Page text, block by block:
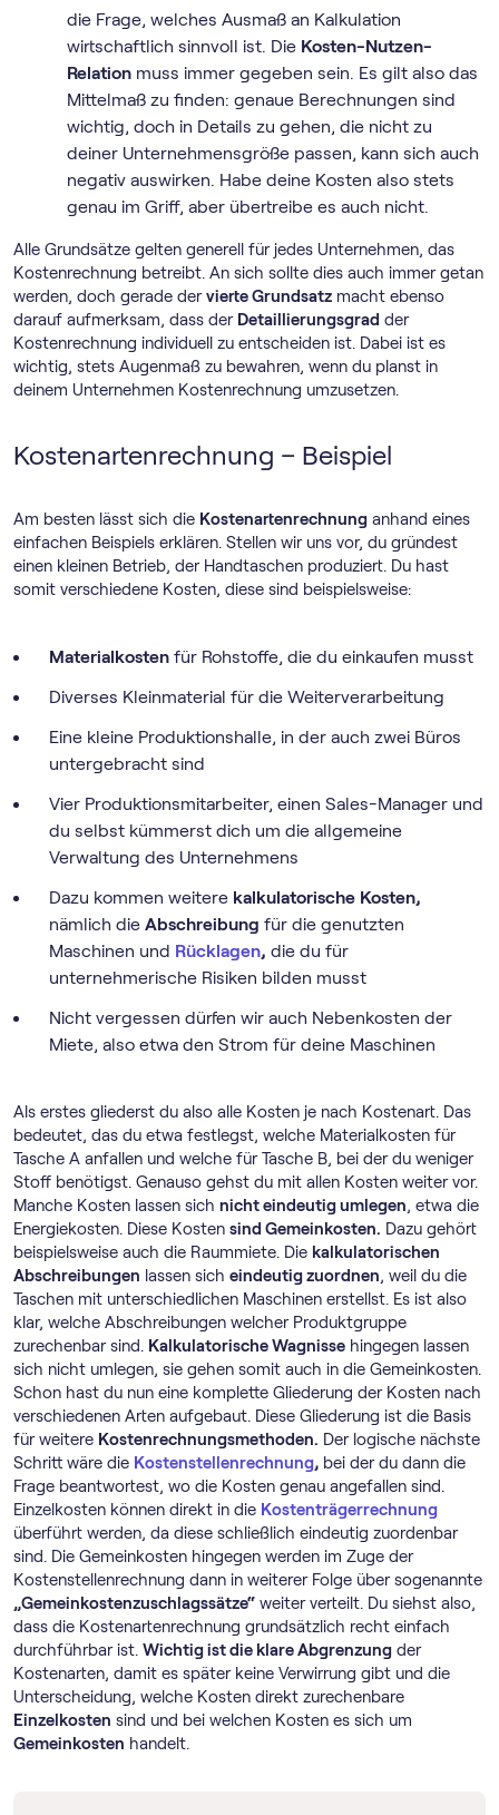
die Frage, welches Ausmaß an Kalkulation
wirtschaftlich sinnvoll ist. Die Kosten-Nutzen-
Relation muss immer gegeben sein. Es gilt also das
Mittelmaß zu finden: genaue Berechnungen sind
wichtig, doch in Details zu gehen, die nicht zu
deiner Unternehmensgröße passen, kann sich auch
negativ auswirken. Habe deine Kosten also stets
genau im Griff, aber übertreibe es auch nicht.
Alle Grundsätze gelten generell für jedes Unternehmen, das
Kostenrechnung betreibt. An sich sollte dies auch immer getan
werden, doch gerade dervierte Grundsatz macht ebenso
darauf aufmerksam, dass der Detaillierungsgrad der
Kostenrechnung individuell zu entscheiden ist. Dabei ist es
wichtig, stets Augenmaß zu bewahren, wenn du planst in
deinem Unternehmen Kostenrechnung umzusetzen.
Kostenartenrechnung – Beispiel
Am besten lässt sich die Kostenartenrechnung anhand eines
einfachen Beispiels erklären. Stellen wir uns vor, du gründest
einen kleinen Betrieb, der Handtaschen produziert. Du hast
somit verschiedene Kosten, diese sind beispielsweise:
Materialkosten für Rohstoffe, die du einkaufen musst
Diverses Kleinmaterial für die Weiterverarbeitung
Eine kleine Produktionshalle, in der auch zwei Büros
untergebracht sind
Vier Produktionsmitarbeiter, einen Sales-Manager und
du selbst kümmerst dich um die allgemeine
Verwaltung des Unternehmens
Dazu kommen weitere kalkulatorische Kosten,
nämlich die Abschreibung für die genutzten
Maschinen und Rücklagen, die du für
unternehmerische Risiken bilden musst
Nicht vergessen dürfen wir auch Nebenkosten der
Miete, also etwa den Strom für deine Maschinen
Als erstes gliederst du also alle Kosten je nach Kostenart. Das
bedeutet, das du etwa festlegst, welche Materialkosten für
Tasche A anfallen und welche für Tasche B, bei der du weniger
Stoff benötigst. Genauso gehst du mit allen Kosten weiter vor.
Manche Kosten lassen sich nicht eindeutig umlegen, etwa die
Energiekosten. Diese Kosten sind Gemeinkosten. Dazu gehört
beispielsweise auch die Raummiete. Die kalkulatorischen
Abschreibungen lassen sich eindeutig zuordnen, weil du die
Taschen mit unterschiedlichen Maschinen erstellst. Es ist also
klar, welche Abschreibungen welcher Produktgruppe
zurechenbar sind. Kalkulatorische Wagnisse hingegen lassen
sich nicht umlegen, sie gehen somit auch in die Gemeinkosten.
Schon hast du nun eine komplette Gliederung der Kosten nach
verschiedenen Arten aufgebaut. Diese Gliederung ist die Basis
für weitere Kostenrechnungsmethoden. Der logische nächste
Schritt wäre die Kostenstellenrechnung, bei der du dann die
Frage beantwortest, wo die Kosten genau angefallen sind.
Einzelkosten können direkt in die Kostenträgerrechnung
überführt werden, da diese schließlich eindeutig zuordenbar
sind. Die Gemeinkosten hingegen werden im Zuge der
Kostenstellenrechnung dann in weiterer Folge über sogenannte
„Gemeinkostenzuschlagssätze“ weiter verteilt. Du siehst also,
dass die Kostenartenrechnung grundsätzlich recht einfach
durchführbar ist. Wichtig ist die klare Abgrenzung der
Kostenarten, damit es später keine Verwirrung gibt und die
Unterscheidung, welche Kosten direkt zurechenbare
Einzelkosten sind und bei welchen Kosten es sich um
Gemeinkosten handelt.